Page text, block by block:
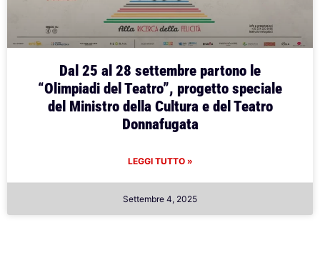
Dal 25 al 28 settembre partono le
“Olimpiadi del Teatro”, progetto speciale
del Ministro della Cultura e del Teatro
Donnafugata
LEGGI TUTTO »
Settembre 4, 2025